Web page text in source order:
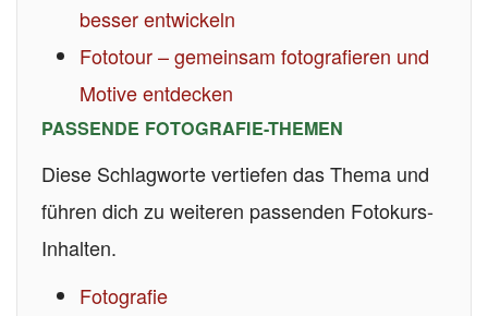
besser entwickeln
Fototour – gemeinsam fotografieren und
Motive entdecken
PASSENDE FOTOGRAFIE-THEMEN
Diese Schlagworte vertiefen das Thema und
führen dich zu weiteren passenden Fotokurs-
Inhalten.
Fotografie